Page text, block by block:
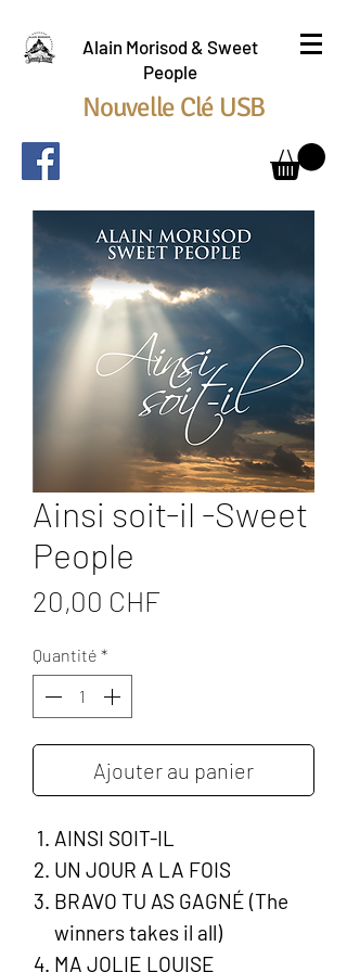
Alain Morisod & Sweet
People
Nouvelle Clé USB
Ainsi soit-il -Sweet
People
20,00 CHFPrix
Quantité *
Ajouter au panier
AINSI SOIT-IL
UN JOUR A LA FOIS
BRAVO TU AS GAGNÉ (The
winners takes il all)
MA JOLIE LOUISE